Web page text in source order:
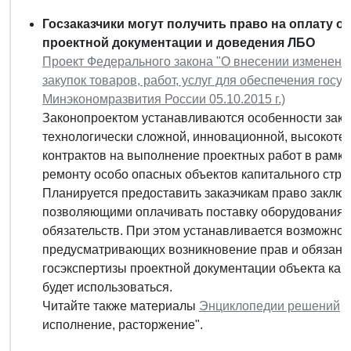
Госзаказчики могут получить право на оплату
проектной документации и доведения ЛБО
Проект Федерального закона "О внесении
закупок товаров, работ, услуг для обеспечения
Минэкономразвития России 05.10.2015 г.)
Законопроектом устанавливаются особенности
технологически сложной, инновационной,
контрактов на выполнение проектных работ в
ремонту особо опасных объектов капитального
Планируется предоставить заказчикам право
позволяющими оплачивать поставку
обязательств. При этом устанавливается
предусматривающих возникновение прав и
госэкспертизы проектной документации объекта
будет использоваться.
Читайте также материалы Энциклопедии решений
исполнение, расторжение".